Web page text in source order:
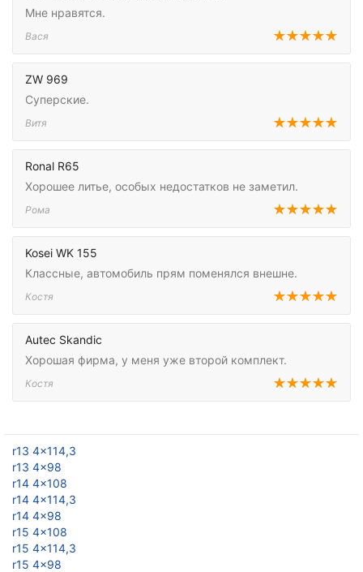
Мне нравятся.
Вася
ZW 969
Суперские.
Витя
Ronal R65
Хорошее литье, особых недостатков не заметил.
Рома
Kosei WK 155
Классные, автомобиль прям поменялся внешне.
Костя
Autec Skandic
Хорошая фирма, у меня уже второй комплект.
Костя
r13 4x114,3
r13 4x98
r14 4x108
r14 4x114,3
r14 4x98
r15 4x108
r15 4x114,3
r15 4x98